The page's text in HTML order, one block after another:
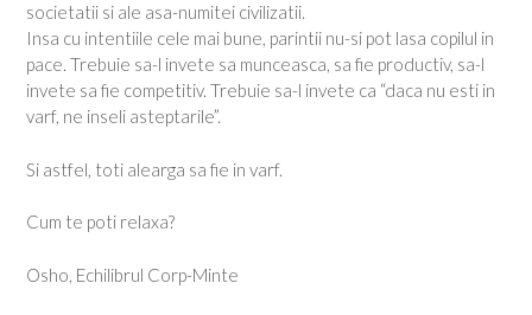
societatii si ale asa-numitei civilizatii.
Insa cu intentiile cele mai bune, parintii nu-si pot lasa copilul in
pace. Trebuie sa-l invete sa munceasca, sa fie productiv, sa-l
invete sa fie competitiv. Trebuie sa-l invete ca “daca nu esti in
varf, ne inseli asteptarile”.
Si astfel, toti alearga sa fie in varf.
Cum te poti relaxa?
Osho, Echilibrul Corp-Minte